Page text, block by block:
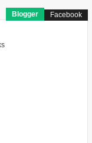
Blogger Facebook